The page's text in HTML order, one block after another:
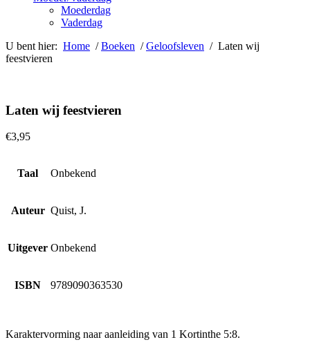
Moederdag
Vaderdag
U bent hier: Home /Boeken /Geloofsleven / Laten wij
feestvieren
Laten wij feestvieren
€3,95
Taal Onbekend
Auteur Quist, J.
Uitgever Onbekend
ISBN 9789090363530
Karaktervorming naar aanleiding van 1 Kortinthe 5:8.